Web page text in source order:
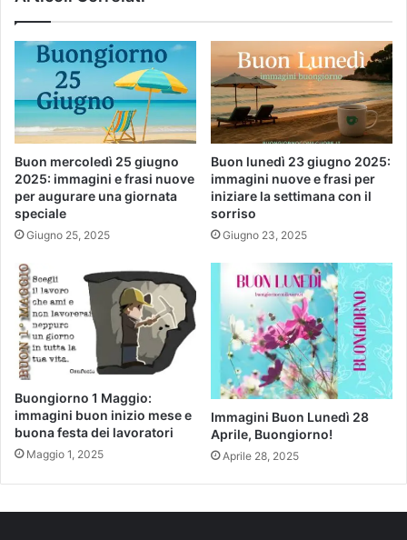
Buon mercoledì 25 giugno
2025: immagini e frasi nuove
per augurare una giornata
speciale
Giugno 25, 2025
Buon lunedì 23 giugno 2025:
immagini nuove e frasi per
iniziare la settimana con il
sorriso
Giugno 23, 2025
Buongiorno 1 Maggio:
immagini buon inizio mese e
buona festa dei lavoratori
Maggio 1, 2025
Immagini Buon Lunedì 28
Aprile, Buongiorno!
Aprile 28, 2025